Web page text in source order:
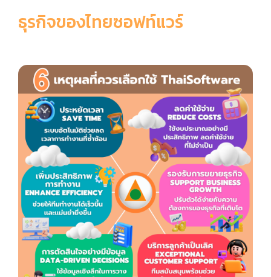
ธุรกิจของไทยซอฟท์แวร์